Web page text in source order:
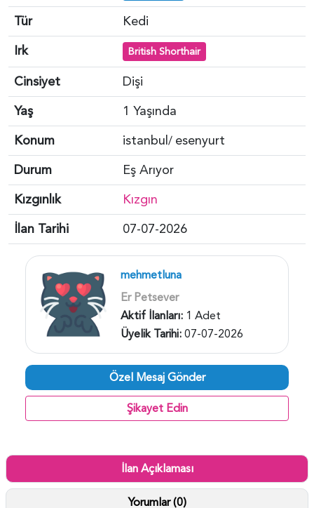
Tür
Kedi
Irk
British Shorthair
Cinsiyet
Dişi
Yaş
1 Yaşında
Konum
istanbul/ esenyurt
Durum
Eş Arıyor
Kızgınlık
Kızgın
İlan Tarihi
07-07-2026
mehmetluna
Er Petsever
Aktif İlanları: 1 Adet
Üyelik Tarihi:07-07-2026
Özel Mesaj Gönder
Şikayet Edin
İlan Açıklaması
Yorumlar (0)